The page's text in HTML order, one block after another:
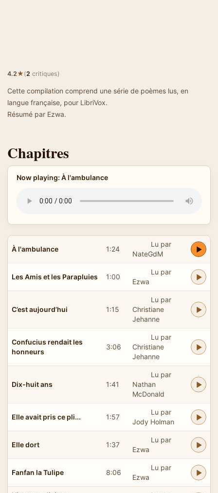
4.2★(2 critiques)
Cette compilation comprend une série de poèmes lus, en
langue française, pour LibriVox.
Résumé par Ezwa.
Chapitres
Now playing: À l'ambulance
À l'ambulance 1:24
Lu par
NateGdM
Les Amis et les Parapluies 1:00
Lu par
Ezwa
C’est aujourd’hui 1:15
Lu par
Christiane
Jehanne
Confucius rendait les
honneurs
3:06
Lu par
Christiane
Jehanne
Dix-huit ans 1:41
Lu par
Nathan
McDonald
Elle avait pris ce pli... 1:57
Lu par
Jody Holman
Elle dort 1:37
Lu par
Ezwa
Fanfan la Tulipe 8:06
Lu par
Ezwa